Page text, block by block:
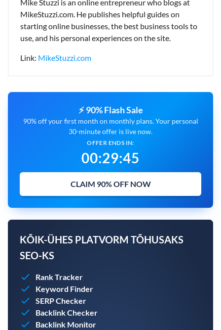
Mike Stuzzi is an online entrepreneur who blogs at
MikeStuzzi.com. He publishes helpful guides on
starting online businesses, the best business tools to
use, and his personal experiences on the site.
Link: MikeStuzzi.com
⚡ 90% Flash Sale
90% off your first month on monthly plans. Your personal
30-minute offer is live now.
OFFER ENDS IN:
00:29:44
CLAIM 90% OFF NOW
KÕIK-ÜHES PLATVORM TÕHUSAKS
SEO-KS
Rank Tracker
Keyword Finder
SERP Checker
Backlink Checker
Backlink Monitor